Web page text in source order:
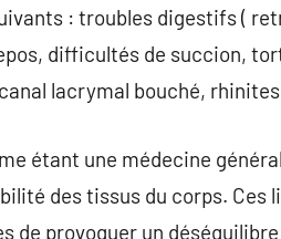
: troubles digestifs (
difficultés de succion,
lacrymal bouché,
étant une médecine
des tissus du corps. Ces
de provoquer un